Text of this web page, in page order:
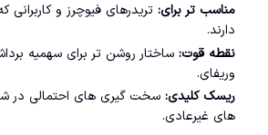
مناسب تر برای: تریدرهای فیوچرز و کاربرانی
دارند.
نقطه قوت: ساختار روشن تر برای سهمیه
وریفای.
ریسک کلیدی: سخت گیری های احتمالی در
های غیرعادی.